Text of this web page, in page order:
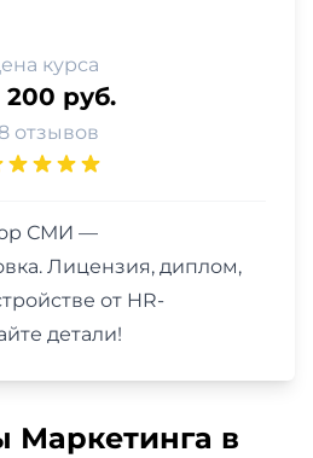
курса
200 руб.
отзывов
СМИ —
Лицензия, диплом,
от HR-
детали!
Маркетинга в